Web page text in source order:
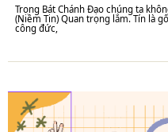
Trong Bát Chánh Đạo chúng ta
(Niềm Tin) Quan trọng lắm. Tín là
công đức,